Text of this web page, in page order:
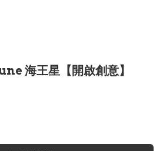
海王星【開啟創意】